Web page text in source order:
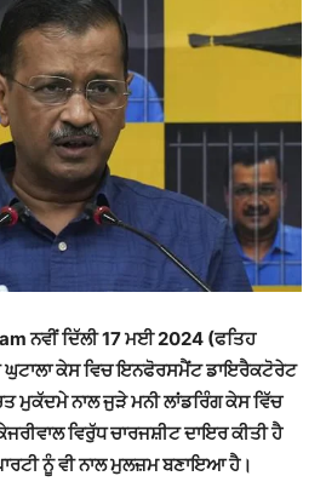
ਨਵੀਂ ਦਿੱਲੀ 17ਮਈ 2024 (ਫਤਿਹ
ਘੁਟਾਲਾ ਕੇਸ ਵਿਚ ਇਨਫੋਰਸਮੈਂਟ ਡਾਇਰੈਕਟੋਰੇਟ
ਮੁਕੱਦਮੇ ਨਾਲ ਜੁੜੇ ਮਨੀ ਲਾਂਡਰਿੰਗ ਕੇਸ ਵਿੱਚ
ਵਿਰੁੱਧ ਚਾਰਜਸ਼ੀਟ ਦਾਇਰ ਕੀਤੀ ਹੈ
ਨੂੰ ਵੀ ਨਾਲ ਮੁਲਜ਼ਮ ਬਣਾਇਆ ਹੈ।